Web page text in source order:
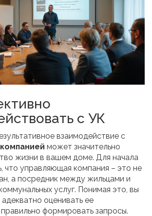
с УК
взаимодействие с
может значительно
жизни в вашем доме. Для начала
что управляющая компания – это не
а посредник между жильцами и
услуг. Понимая это, вы
оценивать ее
формировать запросы.